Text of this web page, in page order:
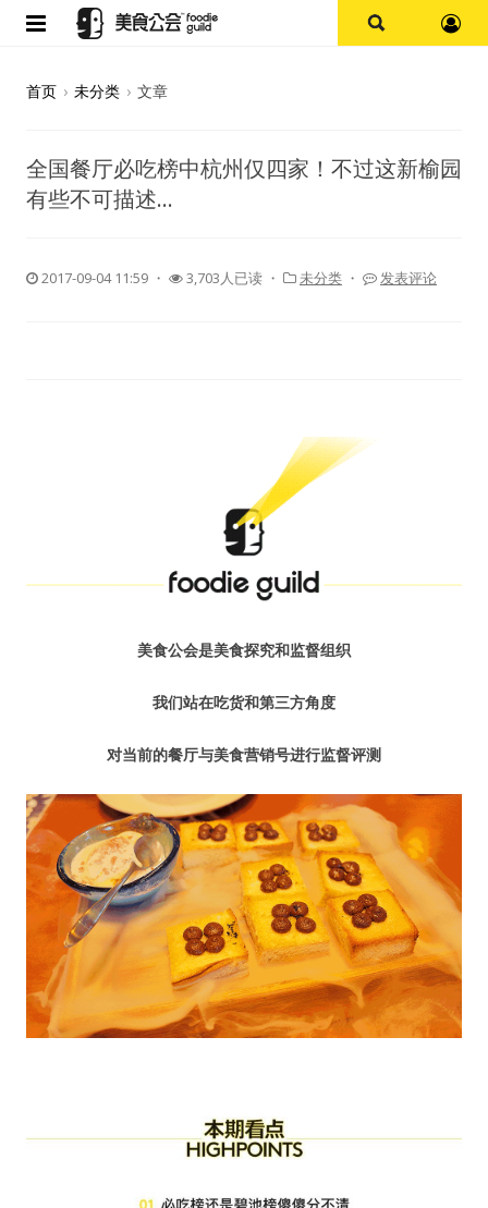
探店报告
上海
水区
首页 › 未分类 › 文章
全国餐厅必吃榜中杭州仅四家！不过这新榆园
有些不可描述…
2017-09-04 11:59 ・ 3,703人已读 ・ 未分类 ・ 发表评论
美食公会是美食探究和监督组织
我们站在吃货和第三方角度
对当前的餐厅与美食营销号进行监督评测